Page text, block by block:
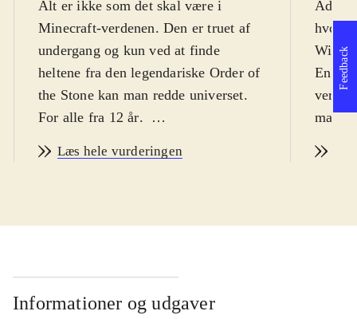
Alt er ikke som det skal være i
Minecraft-verdenen. Den er truet af
undergang og kun ved at finde
heltene fra den legendariske Order of
the Stone kan man redde universet.
For alle fra 12 år.
"byg selv" spil som Minecraft, men
resten frigives løbende). Spillet
universet, komplet med den
firkantede grafik og masser af
Læs hele vurderingen
hvor
En
man
fra en
redde
Informationer og udgaver
Feedback